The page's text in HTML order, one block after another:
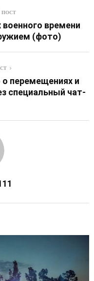
военного времени
(фото)
перемещениях и
специальный чат-